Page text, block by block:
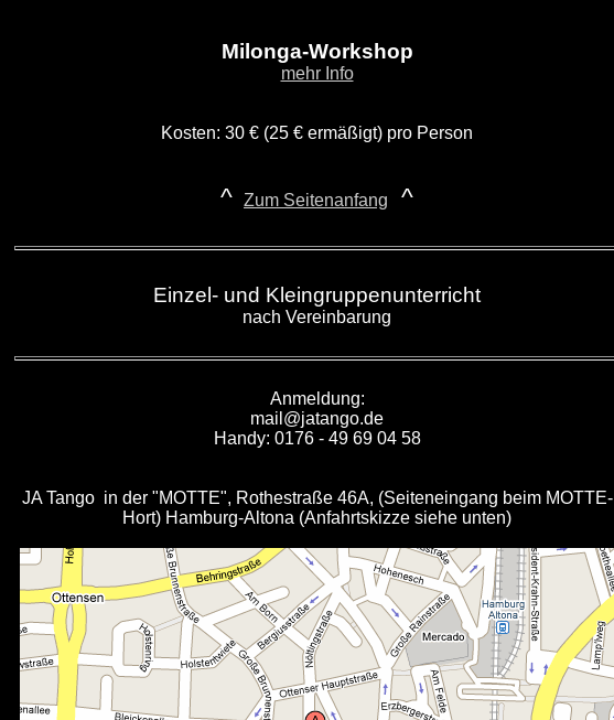
Milonga-Workshop
mehr Info
Kosten: 30 € (25 € ermäßigt) pro Person
^ Zum Seitenanfang ^
Einzel- und Kleingruppenunterricht
nach Vereinbarung
Anmeldung:
mail@jatango.de
Handy: 0176 - 49 69 04 58
JA Tango in der "MOTTE", Rothestraße 46A, (Seiteneingang beim MOTTE-
Hort) Hamburg-Altona (Anfahrtskizze siehe unten)